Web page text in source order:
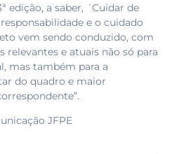
edição, a saber, ´Cuidar de
e o cuidado
vem sendo conduzido, com
relevantes e atuais não só para
mas também para a
do quadro e maior
JFPE